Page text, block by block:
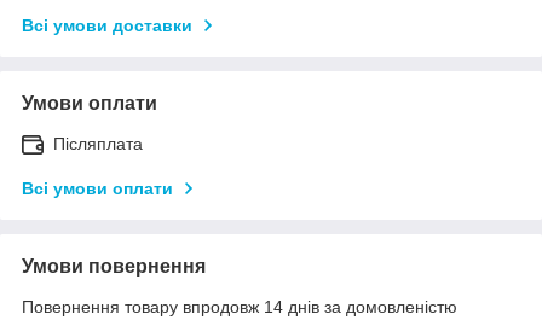
Всі умови доставки
Умови оплати
Післяплата
Всі умови оплати
Умови повернення
Повернення товару впродовж 14 днів за домовленістю